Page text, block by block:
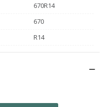
670R14
670
R14